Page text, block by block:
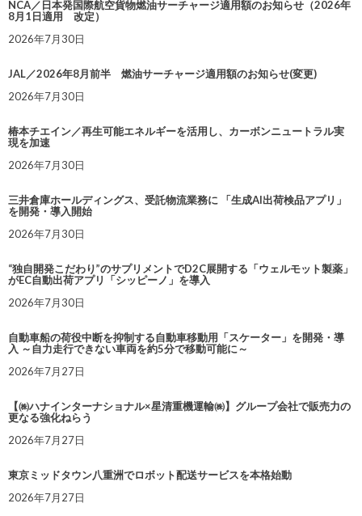
NCA／日本発国際航空貨物燃油サーチャージ適用額のお知らせ（2026年
8月1日適用 改定）
2026年7月30日
JAL／2026年8月前半 燃油サーチャージ適用額のお知らせ(変更)
2026年7月30日
椿本チエイン／再生可能エネルギーを活用し、カーボンニュートラル実
現を加速
2026年7月30日
三井倉庫ホールディングス、受託物流業務に 「生成AI出荷検品アプリ」
を開発・導入開始
2026年7月30日
“独自開発こだわり”のサプリメントでD2C展開する「ウェルモット製薬」
がEC自動出荷アプリ「シッピーノ」を導入
2026年7月30日
自動車船の荷役中断を抑制する自動車移動用「スケーター」を開発・導
入 ～自力走行できない車両を約5分で移動可能に～
2026年7月27日
【㈱ハナインターナショナル×星清重機運輸㈱】グループ会社で販売力の
更なる強化ねらう
2026年7月27日
東京ミッドタウン八重洲でロボット配送サービスを本格始動
2026年7月27日